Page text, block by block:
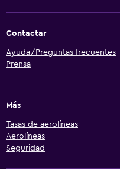
Contactar
Ayuda/Preguntas frecuentes
Prensa
Más
Tasas de aerolíneas
Aerolíneas
Seguridad